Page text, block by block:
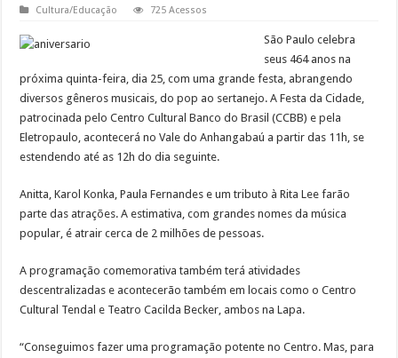
Cultura/Educação 725 Acessos
São Paulo celebra
seus 464 anos na
próxima quinta-feira, dia 25, com uma grande festa, abrangendo
diversos gêneros musicais, do pop ao sertanejo. A Festa da Cidade,
patrocinada pelo Centro Cultural Banco do Brasil (CCBB) e pela
Eletropaulo, acontecerá no Vale do Anhangabaú a partir das 11h, se
estendendo até as 12h do dia seguinte.
Anitta, Karol Konka, Paula Fernandes e um tributo à Rita Lee farão
parte das atrações. A estimativa, com grandes nomes da música
popular, é atrair cerca de 2 milhões de pessoas.
A programação comemorativa também terá atividades
descentralizadas e acontecerão também em locais como o Centro
Cultural Tendal e Teatro Cacilda Becker, ambos na Lapa.
“Conseguimos fazer uma programação potente no Centro. Mas, para